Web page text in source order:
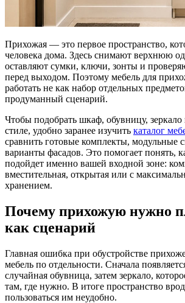
Прихожая — это первое пространство,
человека дома. Здесь снимают верхнюю
оставляют сумки, ключи, зонты и
перед выходом. Поэтому мебель для
работать не как набор отдельных
продуманный сценарий.
Чтобы подобрать шкаф, обувницу,
стиле, удобно заранее изучить каталог
сравнить готовые комплекты, модульные
варианты фасадов. Это помогает понять,
подойдет именно вашей входной зоне:
вместительная, открытая или с
хранением.
Почему прихожую нужно
как сценарий
Главная ошибка при обустройстве
мебель по отдельности. Сначала
случайная обувница, затем зеркало,
там, где нужно. В итоге пространство
пользоваться им неудобно.